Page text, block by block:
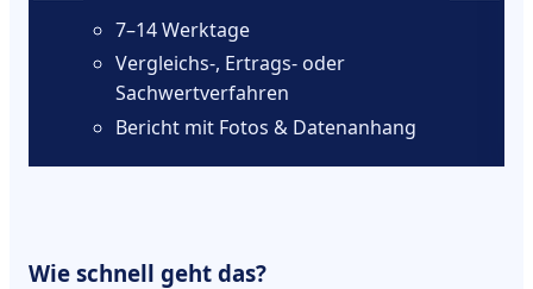
7–14 Werktage
Vergleichs-, Ertrags- oder
Sachwertverfahren
Bericht mit Fotos & Datenanhang
Wie schnell geht das?